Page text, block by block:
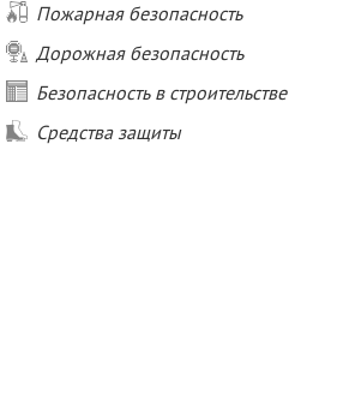
Пожарная безопасность
Дорожная безопасность
Безопасность в строительстве
Средства защиты